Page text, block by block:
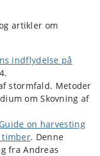
artikler om
indflydelse på
stormfald. Metoder
om Skovning af
on harvesting
timber. Denne
fra Andreas